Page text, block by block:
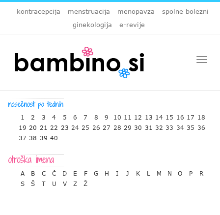
kontracepcija menstruacija menopavza
spolne bolezni
ginekologija
e-revije
1 2 3 4 5 6 7 8 9 10 11 12 13 14 15 16 17 18
19 20 21 22 23 24 25 26 27 28 29 30 31 32 33 34 35 36
37 38 39 40
A B C Č D E F G H I J K L M N O P
R
S
Š T U V Z Ž